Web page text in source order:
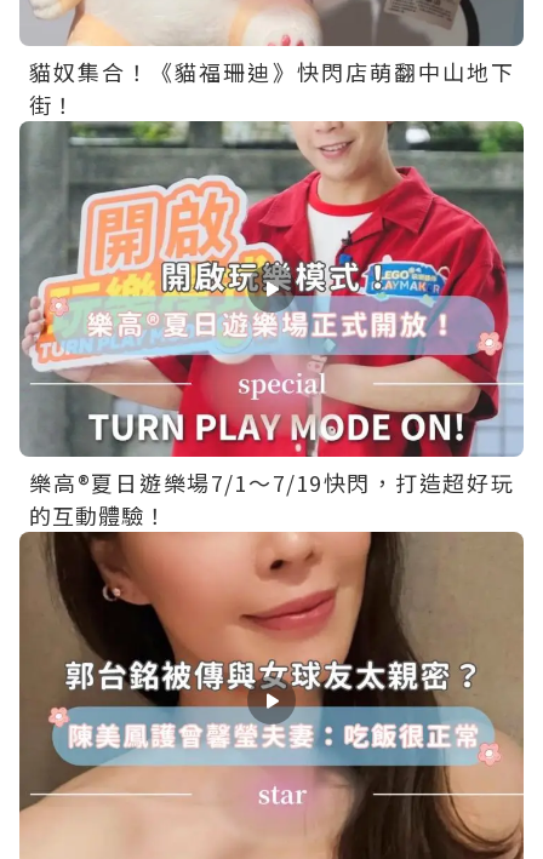
貓奴集合！《貓福珊迪》快閃店萌翻中山地下
街！
樂高®夏日遊樂場7/1～7/19快閃，打造超好玩
的互動體驗！